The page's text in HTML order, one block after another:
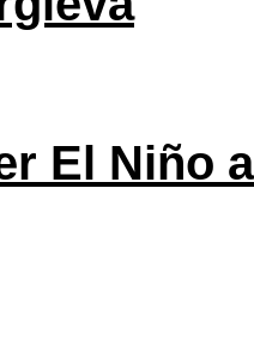
El Niño